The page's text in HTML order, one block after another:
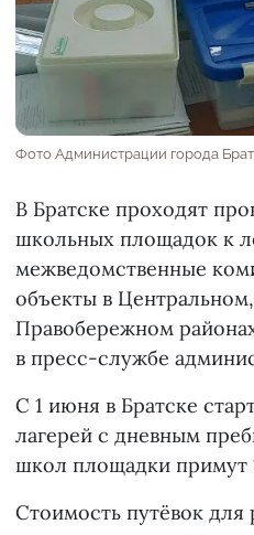
Фото Администрации города
В Братске проходят
школьных площадок к
межведомственные
объекты в
Правобережном
в пресс-службе
С 1 июня в Братске
лагерей с дневным
школ площадки примут
Стоимость путёвок для